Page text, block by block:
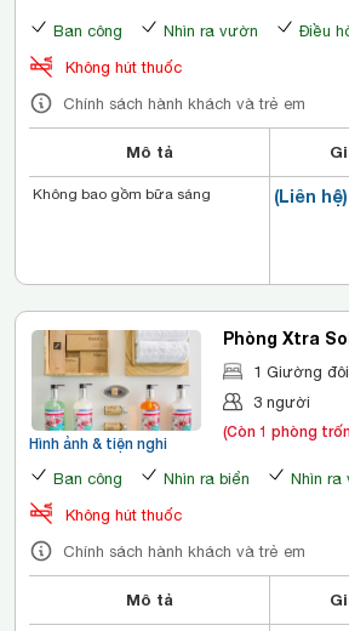
Ban công Nhìn ra vườn
Điều
Không hút thuốc
Chính sách hành khách và trẻ em
Mô tả
(Liên hệ)
Không bao gồm bữa sáng
Hình ảnh & tiện nghi
Phòng Xtra
Người Lớn + 1
1 Giường
3 người
(Còn 1 phòng
Ban công Nhìn ra biển
Nhìn ra
Không hút thuốc
Chính sách hành khách và trẻ em
Mô tả